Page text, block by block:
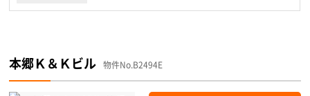
本郷Ｋ＆Ｋビル 物件No.B2494E